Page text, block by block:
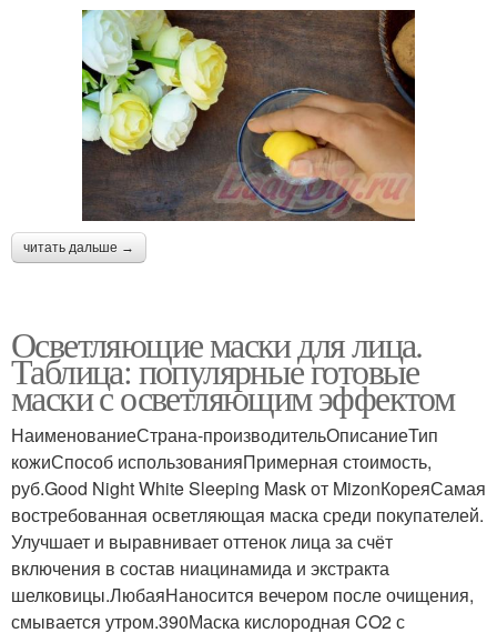
читать дальше →
Осветляющие маски для лица.
Таблица: популярные готовые
маски с осветляющим эффектом
НаименованиеСтрана-производительОписаниеТип
кожиСпособ использованияПримерная стоимость,
руб.Good Night White Sleeping Mask от MizonКореяСамая
востребованная осветляющая маска среди покупателей.
Улучшает и выравнивает оттенок лица за счёт
включения в состав ниацинамида и экстракта
шелковицы.ЛюбаяНаносится вечером после очищения,
смывается утром.390Маска кислородная CO2 с